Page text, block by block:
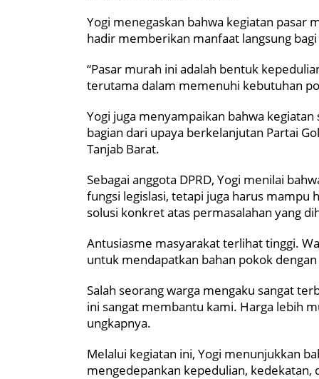
Yogi menegaskan bahwa kegiatan
hadir memberikan manfaat langsung
“Pasar murah ini adalah bentuk
terutama dalam memenuhi kebutuhan
Yogi juga menyampaikan bahwa
bagian dari upaya berkelanjutan Partai
Tanjab Barat.
Sebagai anggota DPRD, Yogi menilai
fungsi legislasi, tetapi juga harus mampu
solusi konkret atas permasalahan yang
Antusiasme masyarakat terlihat tinggi.
untuk mendapatkan bahan pokok
Salah seorang warga mengaku sangat
ini sangat membantu kami. Harga lebih
ungkapnya.
Melalui kegiatan ini, Yogi menunjukkan
mengedepankan kepedulian, kedekatan,